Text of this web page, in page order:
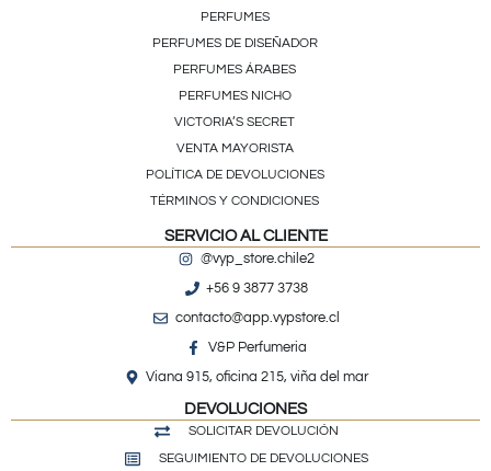
PERFUMES
PERFUMES DE DISEÑADOR
PERFUMES ÁRABES
PERFUMES NICHO
VICTORIA’S SECRET
VENTA MAYORISTA
POLÍTICA DE DEVOLUCIONES
TÉRMINOS Y CONDICIONES
SERVICIO AL CLIENTE
@vyp_store.chile2
+56 9 3877 3738
contacto@app.vypstore.cl
V&P Perfumeria
Viana 915, oficina 215, viña del mar
DEVOLUCIONES
SOLICITAR DEVOLUCIÓN
SEGUIMIENTO DE DEVOLUCIONES